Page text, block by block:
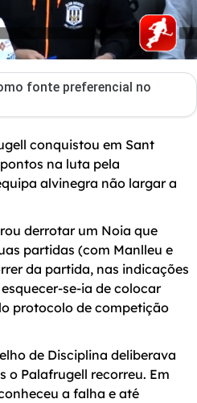
fonte preferencial no
conquistou em Sant
na luta pela
alvinegra não largar a
derrotar um Noia que
partidas (com Manlleu e
da partida, nas indicações
se-ia de colocar
protocolo de competição
de Disciplina deliberava
o Palafrugell recorreu. Em
a falha e até